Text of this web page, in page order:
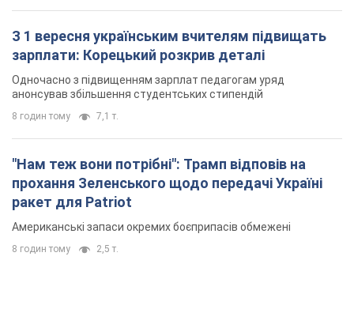
З 1 вересня українським вчителям підвищать
зарплати: Корецький розкрив деталі
Одночасно з підвищенням зарплат педагогам уряд
анонсував збільшення студентських стипендій
8 годин тому 7,1 т.
"Нам теж вони потрібні": Трамп відповів на
прохання Зеленського щодо передачі Україні
ракет для Patriot
Американські запаси окремих боєприпасів обмежені
8 годин тому 2,5 т.